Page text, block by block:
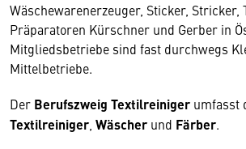
Wäschewarenerzeuger, Sticker, Stricker,
Präparatoren Kürschner und Gerber in
Mitgliedsbetriebe sind fast durchwegs
Mittelbetriebe.
Der Berufszweig Textilreiniger umfasst
Textilreiniger Wäscher und Färber.